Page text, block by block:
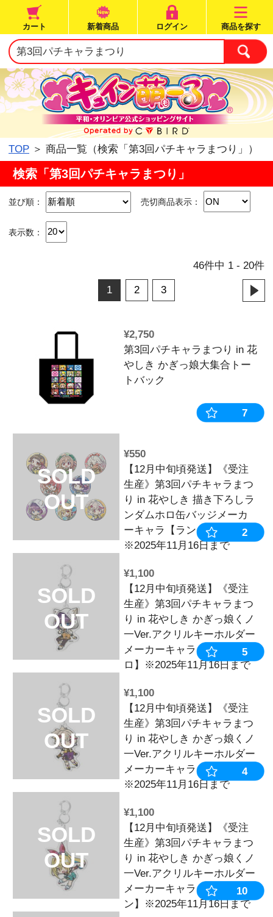
カート 新着商品 ログイン
＞ 商品一覧（検索「第3回パチキ
検索「第3回パチキャラまつり」
売切商品表
表示数：
2
¥2,750
第3回パチキ
やしき かぎ
トバック
SOLD
OUT
¥550
【12月中旬頃
り in 花やし
ンダムホロ缶
ーキャラ【ラ
※2025年11月
SOLD
OUT
¥1,100
【12月中旬頃
生産》第3回
り in 花やし
一Ver.アクリ